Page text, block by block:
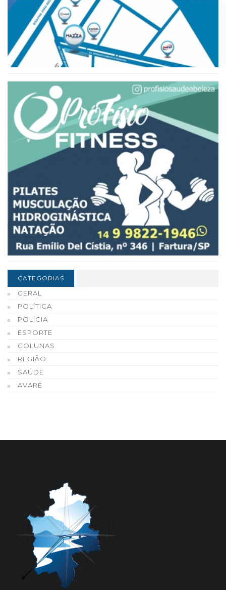
CATEGORIAS
GERAL
POLÍTICA
POLÍCIA
ESPORTE
COLUNAS
REGIÃO
SAÚDE
AVARÉ